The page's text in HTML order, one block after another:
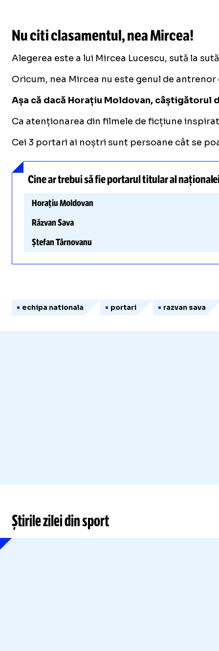
Nu citi clasamentul, nea Mircea!
Alegerea este a lui Mircea Lucescu, sută la
Oricum, nea Mircea nu este genul de
Așa că dacă Horațiu Moldovan, câștigătorul
Ca atenționarea din filmele de ficțiune
Cei 3 portari ai noștri sunt persoane cât se
Cine ar trebui să fie portarul titular al
Horațiu Moldovan
Răzvan Sava
Ștefan Târnovanu
echipa nationala portari razvan sava
Știrile zilei din sport